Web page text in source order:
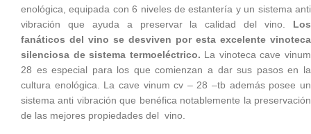
enológica, equipada con 6 niveles de estantería y un sistema anti
vibración que ayuda a preservar la calidad del vino. Los
fanáticos del vino se desviven por esta excelente vinoteca
silenciosa de sistema termoeléctrico. La vinoteca cave vinum
28 es especial para los que comienzan a dar sus pasos en la
cultura enológica. La cave vinum cv – 28 –tb además posee un
sistema anti vibración que benéfica notablemente la preservación
de las mejores propiedades del vino.